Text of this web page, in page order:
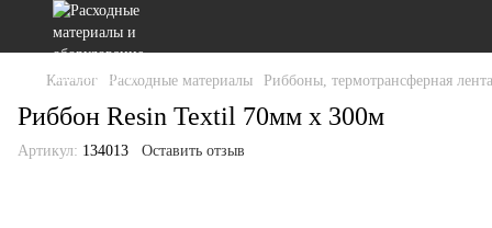
Каталог Расходные материалы Риббоны, термотрансферная
Риббон Resin Textil 70мм x 300м
Артикул: 134013 Оставить отзыв